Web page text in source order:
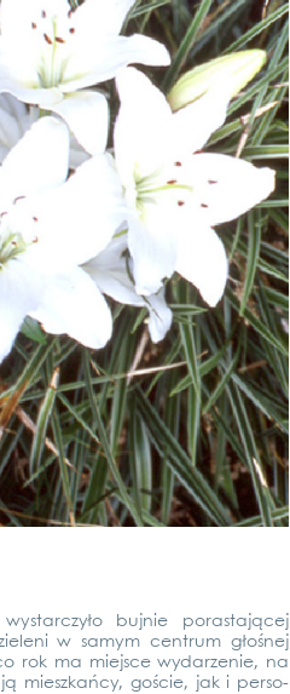
buj­nie porasta­jącej
w samym cen­trum głoś­nej
rok ma mie­j­s­ce wydar­ze­nie, na
mieszkań­cy, goście, jak i per­so­